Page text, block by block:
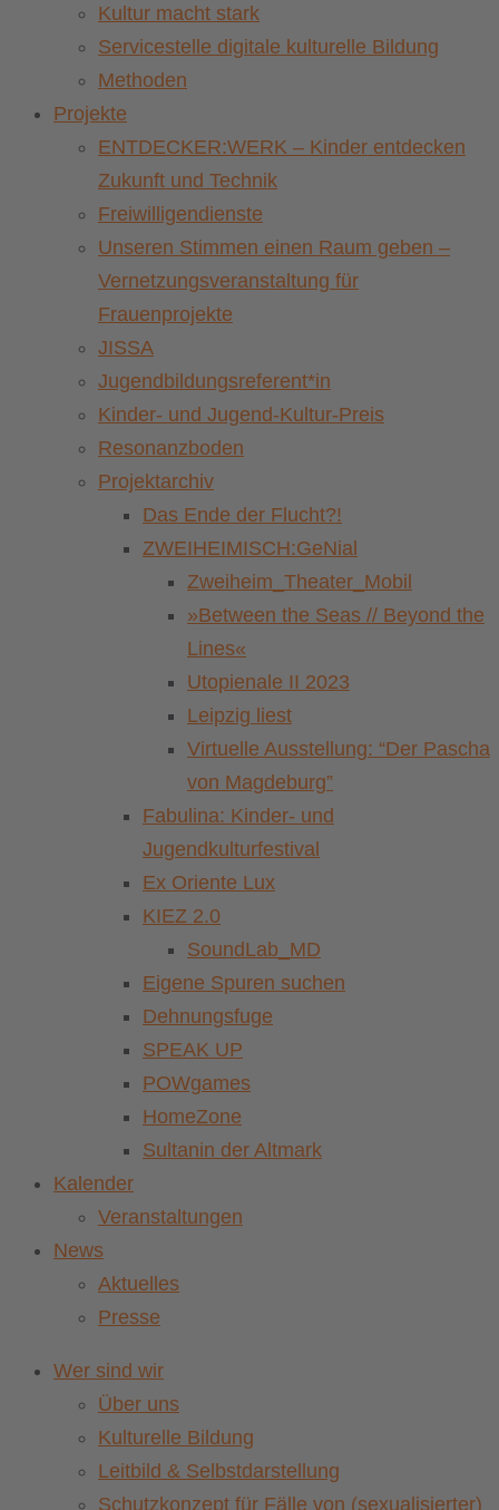
Kultur macht stark
Servicestelle digitale kulturelle Bildung
Methoden
Projekte
ENTDECKER:WERK – Kinder entdecken
Zukunft und Technik
Freiwilligendienste
Unseren Stimmen einen Raum geben –
Vernetzungsveranstaltung für
Frauenprojekte
JISSA
Jugendbildungsreferent*in
Kinder- und Jugend-Kultur-Preis
Resonanzboden
Projektarchiv
Das Ende der Flucht?!
ZWEIHEIMISCH:GeNial
Zweiheim_Theater_Mobil
»Between the Seas // Beyond the
Lines«
Utopienale II 2023
Leipzig liest
Virtuelle Ausstellung: “Der Pascha
von Magdeburg”
Fabulina: Kinder- und
Jugendkulturfestival
Ex Oriente Lux
KIEZ 2.0
SoundLab_MD
Eigene Spuren suchen
Dehnungsfuge
SPEAK UP
POWgames
HomeZone
Sultanin der Altmark
Kalender
Veranstaltungen
News
Aktuelles
Presse
Wer sind wir
Über uns
Kulturelle Bildung
Leitbild & Selbstdarstellung
Schutzkonzept für Fälle von (sexualisierter)